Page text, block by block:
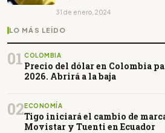
31 de enero, 2024
LO MÁS LEÍDO
01 COLOMBIA
Precio del dólar en Colombia
2026. Abrirá a la baja
02ECONOMÍA
Tigo iniciará el cambio de
Movistar y Tuenti en Ecuador